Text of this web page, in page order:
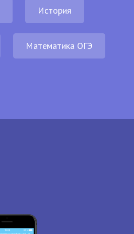
История
Математика ОГЭ